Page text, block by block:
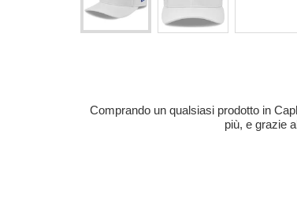
Comprando un qualsiasi prodotto in
più, e grazie